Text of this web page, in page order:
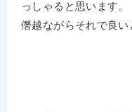
っしゃると思います。
僭越ながらそれで良い